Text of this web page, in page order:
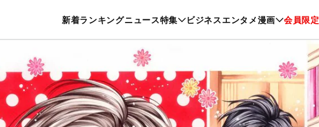
新着ランキングニュース特集 ビジネスエンタメ漫画 会員限定
暮らし スポーツ ヘルスケア 美容 グルメ ファッション